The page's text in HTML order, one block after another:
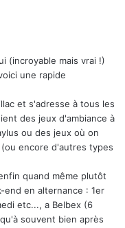
(incroyable mais vrai !)
une rapide
et s'adresse à tous les
des jeux d'ambiance à
ou des jeux où on
encore d'autres types
quand même plutôt
end en alternance : 1er
etc..., a Belbex (6
souvent bien après